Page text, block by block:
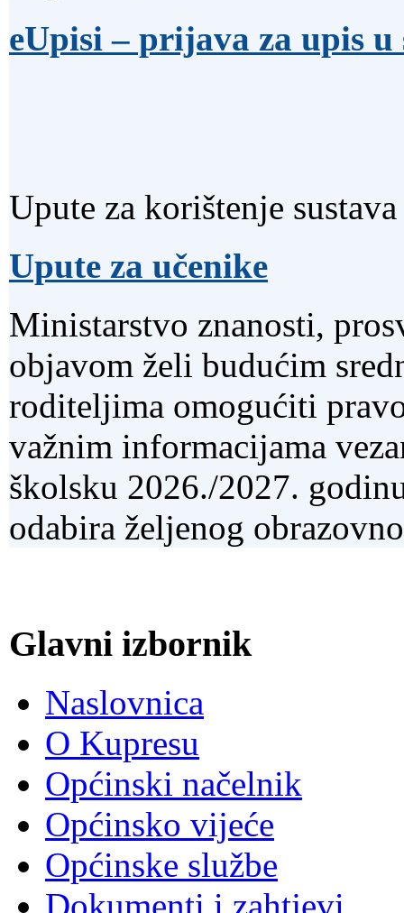
eUpisi – prijava za upis u
Upute za korištenje
Upute za učenike
Ministarstvo znanosti,
objavom želi budućim
roditeljima omogućiti
važnim informacijama
školsku 2026./2027.
odabira željenog
Glavni izbornik
Naslovnica
O Kupresu
Općinski načelnik
Općinsko vijeće
Općinske službe